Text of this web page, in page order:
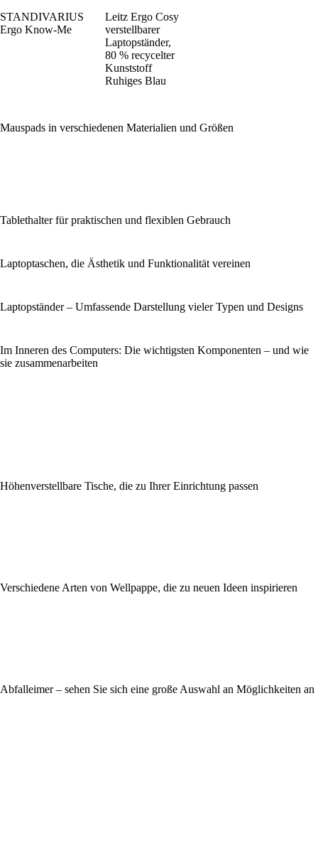
STANDIVARIUS
Ergo Know-Me
Leitz Ergo Cosy
verstellbarer
Laptopständer,
80 % recycelter
Kunststoff
Ruhiges Blau
Mauspads in verschiedenen Materialien und Größen
Tablethalter für praktischen und flexiblen Gebrauch
Laptoptaschen, die Ästhetik und Funktionalität vereinen
Laptopständer – Umfassende Darstellung vieler Typen und Designs
Im Inneren des Computers: Die wichtigsten Komponenten – und wie
sie zusammenarbeiten
Höhenverstellbare Tische, die zu Ihrer Einrichtung passen
Verschiedene Arten von Wellpappe, die zu neuen Ideen inspirieren
Abfalleimer – sehen Sie sich eine große Auswahl an Möglichkeiten an